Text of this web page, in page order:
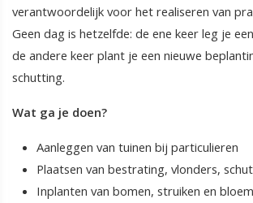
verantwoordelijk voor het realiseren van
Geen dag is hetzelfde: de ene keer leg je
de andere keer plant je een nieuwe
schutting.
Wat ga je doen?
Aanleggen van tuinen bij particulieren
Plaatsen van bestrating, vlonders,
Inplanten van bomen, struiken en